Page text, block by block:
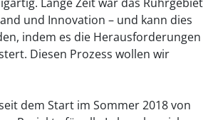
und Innovation – und kann dies
indem es die Herausforderungen
Diesen Prozess wollen wir
dem Start im Sommer 2018 von